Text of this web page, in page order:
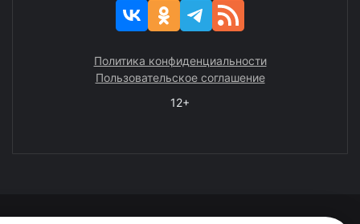
Политика конфиденциальности
Пользовательское соглашение
12+